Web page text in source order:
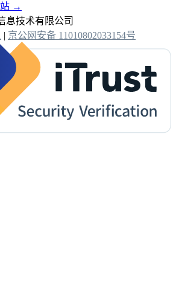
站 →
息技术有限公司
| 京公网安备 11010802033154号